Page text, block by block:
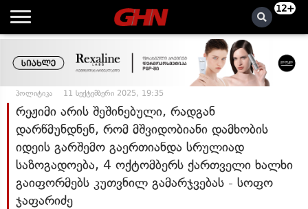
12+
პოლიტიკა 11 სექტემბერი 2025, 19:35
რეჟიმი არის შეშინებული, რადგან
დარწმუნდნენ, რომ მშვიდობიანი დამხობის
იდეის გარშემო გაერთიანდა სრულიად
საზოგადოება, 4 ოქტომბერს ქართველი ხალხი
გაიფორმებს კუთვნილ გამარჯვებას - სოფო
ჯაფარიძე